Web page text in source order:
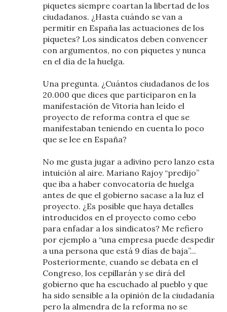
piquetes siempre coartan la libertad de los
ciudadanos. ¿Hasta cuándo se van a
permitir en España las actuaciones de los
piquetes? Los sindicatos deben convencer
con argumentos, no con piquetes y nunca
en el día de la huelga.
Una pregunta. ¿Cuántos ciudadanos de los
20.000 que dices que participaron en la
manifestación de Vitoria han leído el
proyecto de reforma contra el que se
manifestaban teniendo en cuenta lo poco
que se lee en España?
No me gusta jugar a adivino pero lanzo esta
intuición al aire. Mariano Rajoy “predijo”
que iba a haber convocatoria de huelga
antes de que el gobierno sacase a la luz el
proyecto. ¿Es posible que haya detalles
introducidos en el proyecto como cebo
para enfadar a los sindicatos? Me refiero
por ejemplo a “una empresa puede despedir
a una persona que está 9 días de baja”...
Posteriormente, cuando se debata en el
Congreso, los cepillarán y se dirá del
gobierno que ha escuchado al pueblo y que
ha sido sensible a la opinión de la ciudadanía
pero la almendra de la reforma no se